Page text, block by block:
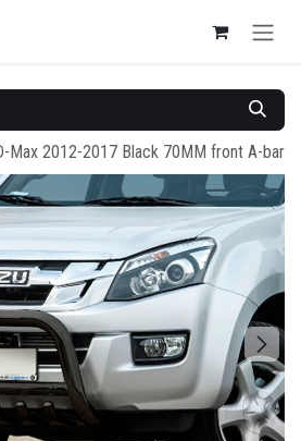
Max 2012-2017 Black 70MM front A-bar